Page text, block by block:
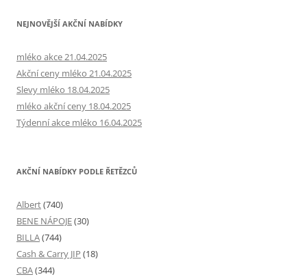
NEJNOVĚJŠÍ AKČNÍ NABÍDKY
mléko akce 21.04.2025
Akční ceny mléko 21.04.2025
Slevy mléko 18.04.2025
mléko akční ceny 18.04.2025
Týdenní akce mléko 16.04.2025
AKČNÍ NABÍDKY PODLE ŘETĚZCŮ
Albert(740)
BENE NÁPOJE(30)
BILLA(744)
Cash & Carry JIP (18)
CBA(344)